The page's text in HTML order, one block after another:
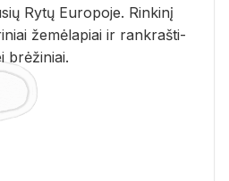
Rytų Eu­ro­po­je. Rin­ki­nį
že­mė­la­piai ir rank­raš­ti­
brė­ži­niai.